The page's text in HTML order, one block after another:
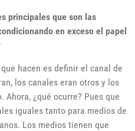
principales que son las
en exceso el papel
hacen es definir el canal de
los canales eran otros y los
¿qué ocurre? Pues que
iguales tanto para medios de
Los medios tienen que